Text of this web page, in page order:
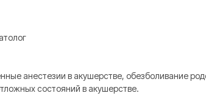
анестезии в акушерстве, обезболивание
состояний в акушерстве.